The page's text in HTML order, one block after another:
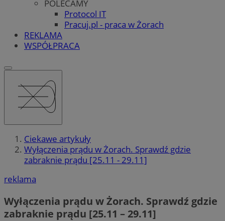
POLECAMY
Protocol IT
Pracuj.pl - praca w Żorach
REKLAMA
WSPÓŁPRACA
Ciekawe artykuły
Wyłączenia prądu w Żorach. Sprawdź gdzie
zabraknie prądu [25.11 - 29.11]
reklama
Wyłączenia prądu w Żorach. Sprawdź gdzie
zabraknie prądu [25.11 – 29.11]